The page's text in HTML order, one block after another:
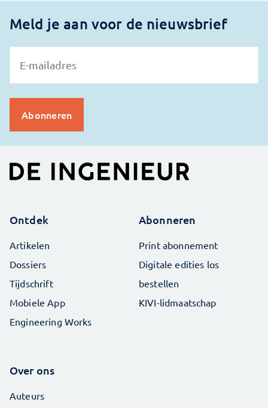
Meld je aan voor de nieuwsbrief
Ontdek
Artikelen
Dossiers
Tijdschrift
Mobiele App
Engineering Works
Abonneren
Print abonnement
Digitale edities los
bestellen
KIVI-lidmaatschap
Over ons
Auteurs